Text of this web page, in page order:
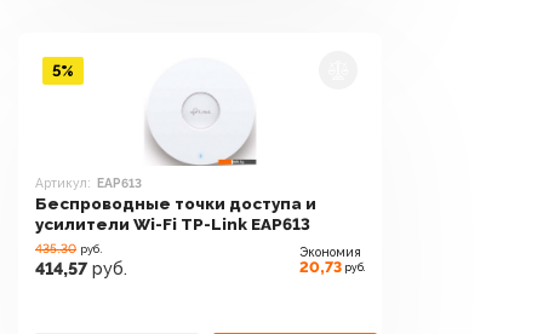
Артикул: EAP613
Беспроводные точки доступа и
усилители Wi-Fi TP-Link EAP613
435.30 руб.
414,57 руб.
Экономия
20,73 руб.
5%